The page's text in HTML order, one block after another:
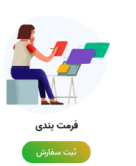
فرمت بندی
ثبت سفارش